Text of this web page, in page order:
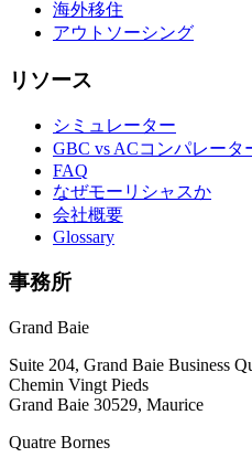
海外移住
アウトソーシング
リソース
シミュレーター
GBC vs ACコンパレータ
FAQ
なぜモーリシャスか
会社概要
Glossary
事務所
Grand Baie
Suite 204, Grand Baie Business
Chemin Vingt Pieds
Grand Baie 30529, Maurice
Quatre Bornes